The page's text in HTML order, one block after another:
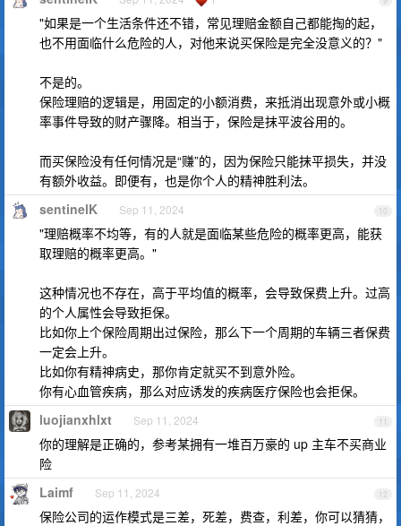
"如果是一个生活条件还不错，常见理赔金额自己都能掏的起，
也不用面临什么危险的人，对他来说买保险是完全没意义的？"
不是的。
保险理赔的逻辑是，用固定的小额消费，来抵消出现意外或小概
率事件导致的财产骤降。相当于，保险是抹平波谷用的。
而买保险没有任何情况是“赚”的，因为保险只能抹平损失，并没
有额外收益。即便有，也是你个人的精神胜利法。
10
sentinelK Sep 11, 2024
"理赔概率不均等，有的人就是面临某些危险的概率更高，能获
取理赔的概率更高。"
这种情况也不存在，高于平均值的概率，会导致保费上升。过高
的个人属性会导致拒保。
比如你上个保险周期出过保险，那么下一个周期的车辆三者保费
一定会上升。
比如你有精神病史，那你肯定就买不到意外险。
你有心血管疾病，那么对应诱发的疾病医疗保险也会拒保。
11
luojianxhlxt Sep 11, 2024
你的理解是正确的，参考某拥有一堆百万豪的 up 主车不买商业
险
12
Laimf Sep 11, 2024
保险公司的运作模式是三差，死差，费查，利差，你可以猜猜，